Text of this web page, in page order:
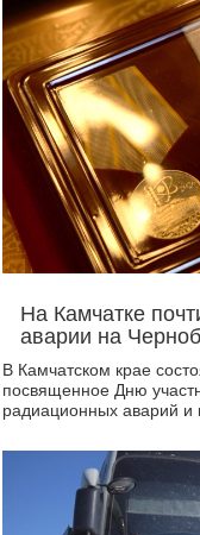
На Камчатке
аварии на
В Камчатском крае
посвященное Дню
радиационных аварий и